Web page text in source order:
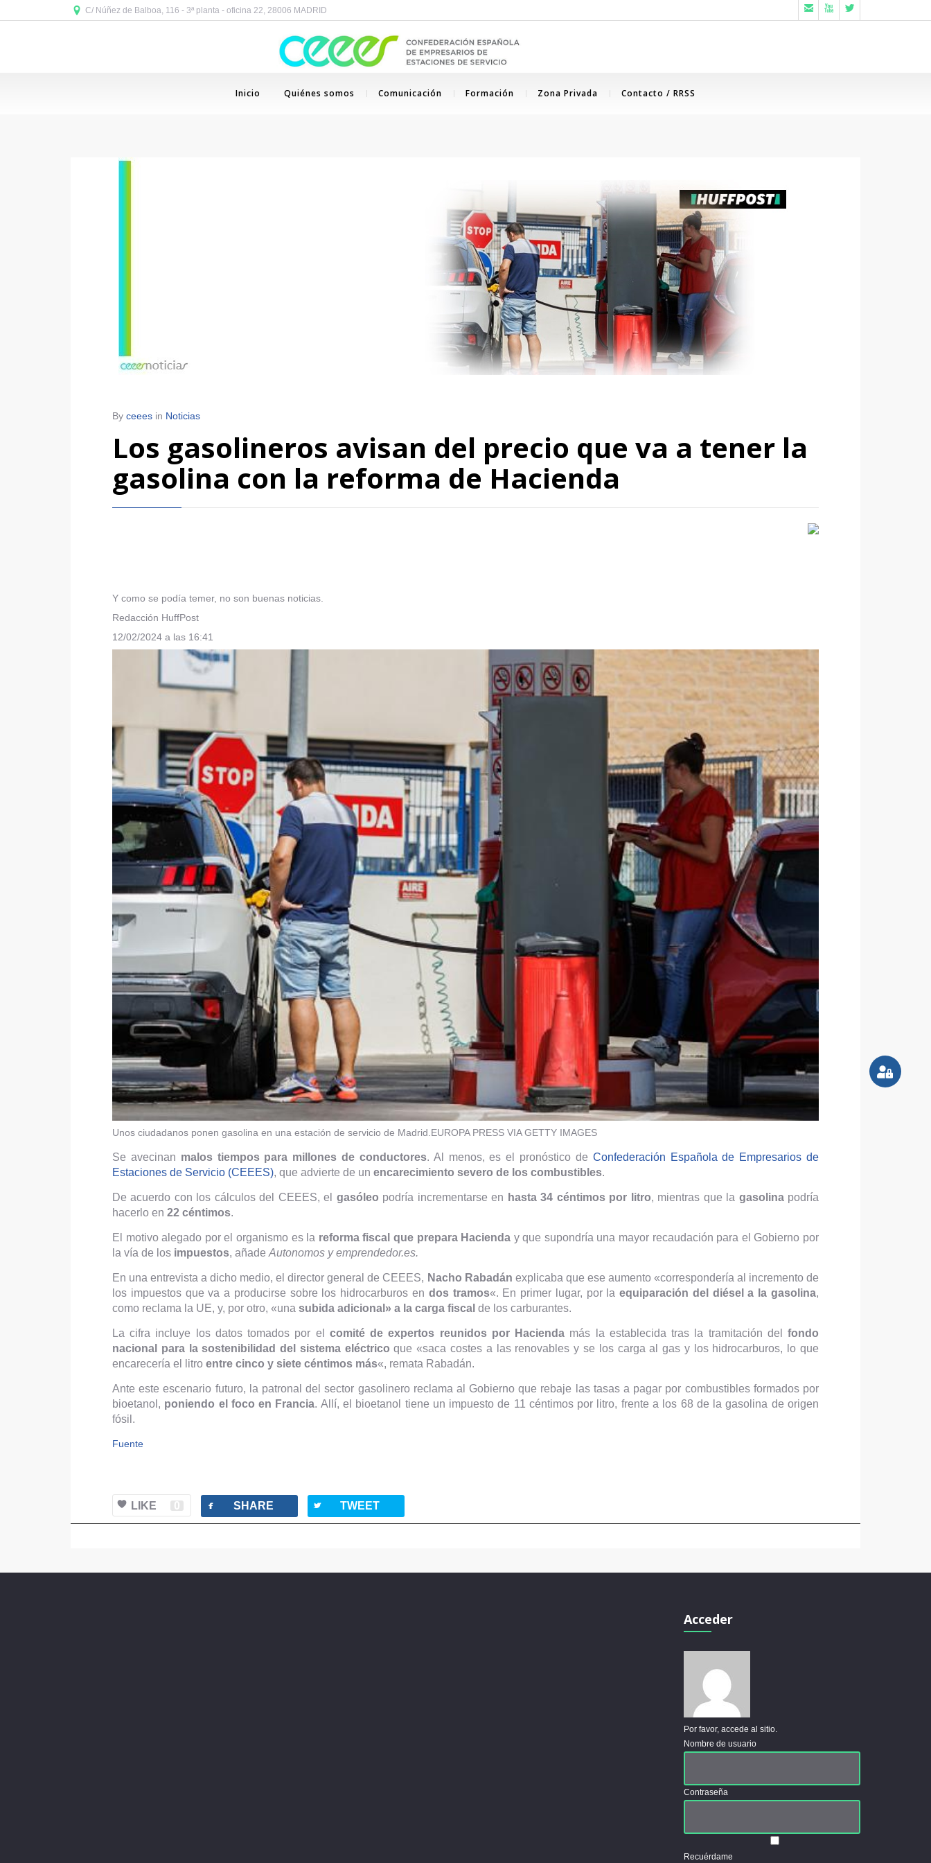
C/ Núñez de Balboa, 116 - 3ª planta - oficina 22, 28006 MADRID   
Inicio Quiénes somos Comunicación Formación Zona Privada Contacto / RRSS
By ceees in Noticias
Los gasolineros avisan del precio que va a tener la
gasolina con la reforma de Hacienda
Y como se podía temer, no son buenas noticias.
Redacción HuffPost
12/02/2024 a las 16:41
Unos ciudadanos ponen gasolina en una estación de servicio de Madrid. EUROPA PRESS VIA GETTY IMAGES
Se avecinan malos tiempos para millones de conductores. Al menos, es el pronóstico de Confederación Española de Empresarios de
Estaciones de Servicio (CEEES), que advierte de un encarecimiento severo de los combustibles.
De acuerdo con los cálculos del CEEES, el gasóleo podría incrementarse en hasta 34 céntimos por litro, mientras que la gasolina podría
hacerlo en 22 céntimos.
El motivo alegado por el organismo es la reforma fiscal que prepara Hacienda y que supondría una mayor recaudación para el Gobierno por
la vía de los impuestos, añade Autonomos y emprendedor.es.
En una entrevista a dicho medio, el director general de CEEES, Nacho Rabadán explicaba que ese aumento «correspondería al incremento de
los impuestos que va a producirse sobre los hidrocarburos en dos tramos«. En primer lugar, por laequiparación del diésel a la gasolina,
como reclama la UE, y, por otro, «una subida adicional» a la carga fiscal de los carburantes.
La cifra incluye los datos tomados por el comité de expertos reunidos por Hacienda más la establecida tras la tramitación delfondo
nacional para la sostenibilidad del sistema eléctrico que «saca costes a las renovables y se los carga al gas y los hidrocarburos, lo que
encarecería el litro entre cinco y siete céntimos más«, remata Rabadán.
Ante este escenario futuro, la patronal del sector gasolinero reclama al Gobierno que rebaje las tasas a pagar por combustibles formados por
bioetanol, poniendo el foco en Francia. Allí, el bioetanol tiene un impuesto de 11 céntimos por litro, frente a los 68 de la gasolina de origen
fósil.
Fuente
LIKE 0 facebook SHARE twitterbird TWEET
Acceder
Por favor, accede al sitio.
Nombre de usuario
Contraseña
Recuérdame